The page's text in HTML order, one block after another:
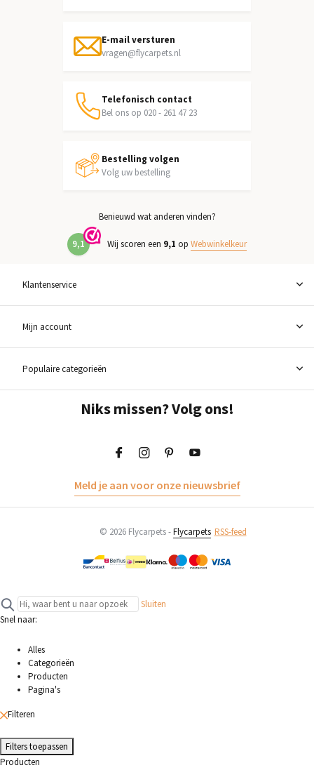
E-mail versturen
vragen@flycarpets.nl
Telefonisch contact
Bel ons op 020 - 261 47 23
Bestelling volgen
Volg uw bestelling
Benieuwd wat anderen vinden?
9,1 Wij scoren een 9,1 op Webwinkelkeur
Klantenservice
Mijn account
Populaire categorieën
Niks missen? Volg ons!
Meld je aan voor onze nieuwsbrief
© 2026 Flycarpets -Flycarpets RSS-feed
Sluiten
Snel naar:
Alles
Categorieën
Producten
Pagina's
Filteren
Filters toepassen
Producten